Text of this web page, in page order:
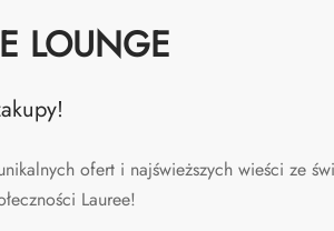
LOUNGE
ofert i najświeższych wieści ze
Lauree!